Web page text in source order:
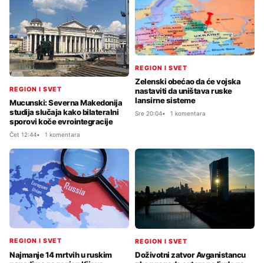
REGION I SVET
Mucunski: Severna Makedonija
studija slučaja kako bilateralni
sporovi koče evrointegracije
Čet 12:44 1 komentara
REGION I SVET
Zelenski obećao da će vojska
nastaviti da uništava ruske
lansirne sisteme
Sre 20:04 1 komentara
REGION I SVET
Najmanje 14 mrtvih u ruskim
REGION I SVET
Doživotni zatvor Avganistancu